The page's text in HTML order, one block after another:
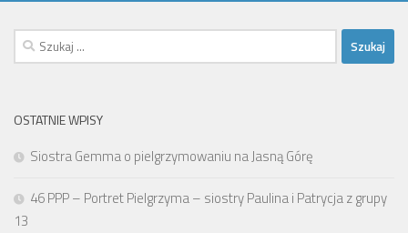
Szukaj:
OSTATNIE WPISY
Siostra Gemma o pielgrzymowaniu na Jasną Górę
46 PPP – Portret Pielgrzyma – siostry Paulina i Patrycja z grupy
13